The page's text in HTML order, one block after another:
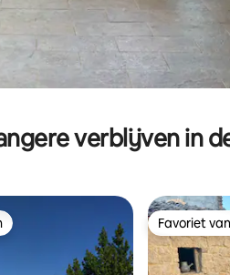
verblijven in
Favoriet
Favoriet